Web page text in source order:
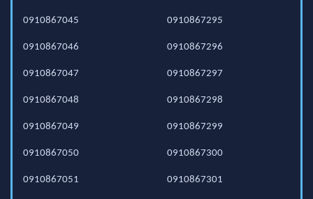
0910867045
0910867046
0910867047
0910867048
0910867049
0910867050
0910867051
0910867295
0910867296
0910867297
0910867298
0910867299
0910867300
0910867301